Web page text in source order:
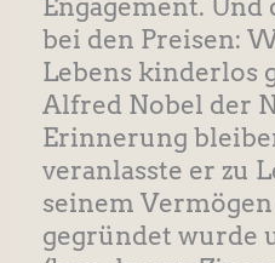
Engagement.
bei den Preisen:
Lebens kinderlos
Alfred Nobel der
Erinnerung
veranlasste er zu
seinem
gegründet wurde